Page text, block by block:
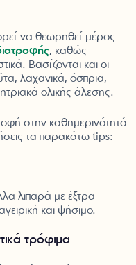
να θεωρηθεί μέρος
, καθώς
Βασίζονται και οι
λαχανικά, όσπρια,
ολικής άλεσης.
στην καθημερινότητά
τα παρακάτω tips:
λιπαρά με έξτρα
και ψήσιμο.
τρόφιμα